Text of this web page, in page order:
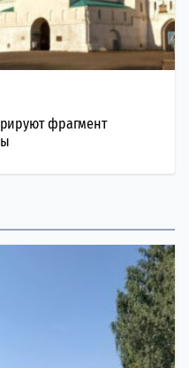
фрагмент